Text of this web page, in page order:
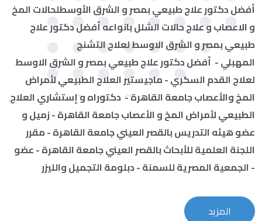
أفضل دكتور علاج طبيعي بمصر و الشرق الأوسطلحالات المخ
و الاعصاب و علاج حالات الشلل بانواعهأفضل دكتور علاج
طبيعي بمصر و الشرق الاوسط لعلاج التشنج
المهبلي- أفضل دكتور علاج طبيعي بمصر و الشرق الاوسط
لعلاج القدم السكري-ماجيستير العلاج الطبيعي لأمراض
المخ والأعصاب جامعة القاهرة - دكتوراه و إستشاري العلاج
الطبيعي لأمراض المخ و الأعصاب جامعة القاهرة -زميل و
عضو هيئه التدريس بالقصر العيني جامعة القاهرة -مقرر
اللجنة العلمية للأبحاث بالقصر العيني جامعة القاهرة -عضو
الجمعية المصرية للسمنة -دبلومة التجميل والليزر -
المزيد